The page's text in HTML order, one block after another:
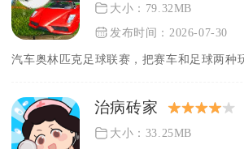
大小：79.32MB
发布时间：2026-07-30
治病砖家
大小：33.25MB